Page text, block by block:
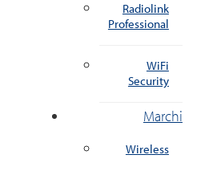
Radiolink
Professional
WiFi
Security
Marchi
Wireless